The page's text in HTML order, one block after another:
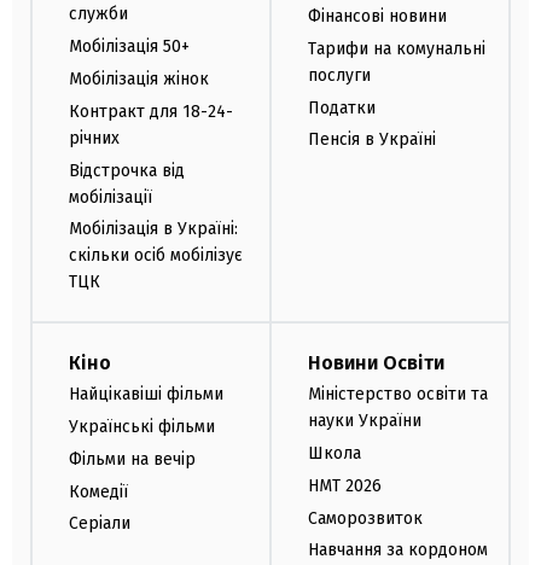
служби
Мобілізація 50+
Мобілізація жінок
Контракт для 18-24-
річних
Відстрочка від
мобілізації
Мобілізація в Україні:
скільки осіб мобілізує
ТЦК
Фінансові новини
Тарифи на комунальні
послуги
Податки
Пенсія в Україні
Кіно
Найцікавіші фільми
Українські фільми
Фільми на вечір
Комедії
Серіали
Новини Освіти
Міністерство освіти та
науки України
Школа
НМТ 2026
Саморозвиток
Навчання за кордоном